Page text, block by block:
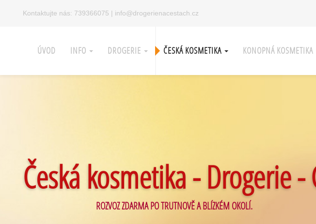
Kontaktujte nás: 739366075 | info@drogerienacestach.cz
ÚVOD INFO DROGERIE ČESKÁ KOSMETIKA KONOPNÁ KOSMETIKA
Česká kosmetika - Drogerie -
ROZVOZ ZDARMA PO TRUTNOVĚ A BLÍZKÉM OKOLÍ.